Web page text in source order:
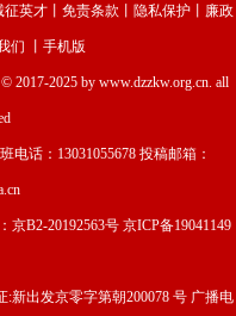
征英才 免责条款 隐私保护 廉政
们 手机版
2017-2025 by www.dzzkw.org.cn. all
电话：13031055678 投稿邮箱：
京B2-20192563号 京ICP备19041149
新出发京零字第朝200078 号 广播电